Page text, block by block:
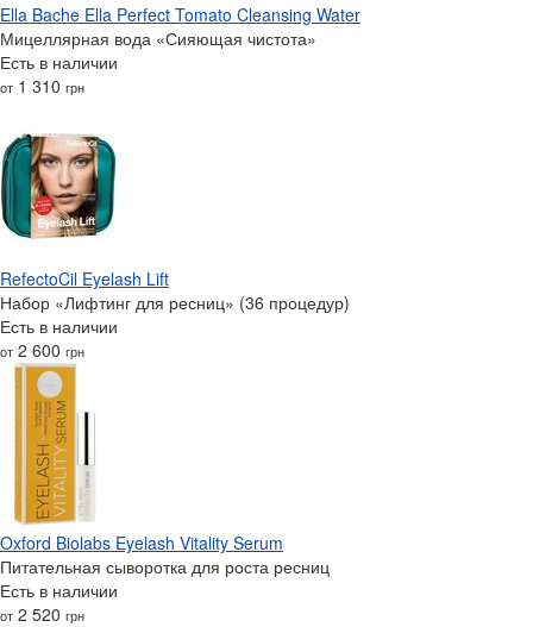
Ella Bache Ella Perfect Tomato Cleansing Water
Мицеллярная вода «Сияющая чистота»
Есть в наличии
от 1 310 грн
RefectoCil Eyelash Lift
Набор «‎‎Лифтинг для ресниц» (36 процедур)
Есть в наличии
от 2 600 грн
Oxford Biolabs Eyelash Vitality Serum
Питательная сыворотка для роста ресниц
Есть в наличии
от 2 520 грн